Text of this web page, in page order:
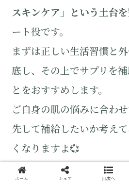
スキンケア」という土台
ート役です。
まずは正しい生活習慣と
底し、その上でサプリを
とをおすすめします。
ご自身の肌の悩みに合わ
先して補給したいか考え
くなりますよ💞
ホーム シェア 目次へ